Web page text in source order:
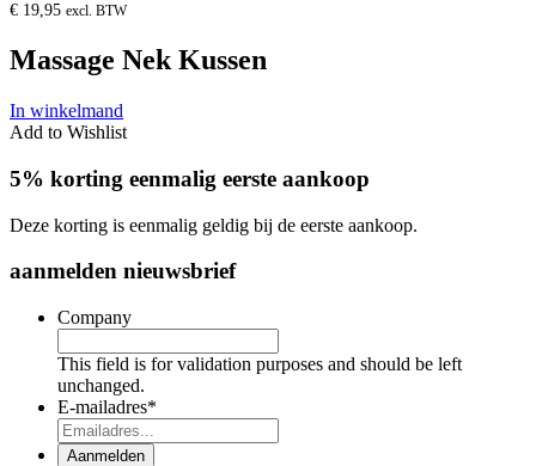
€ 19,95 excl. BTW
Massage Nek Kussen
In winkelmand
Add to Wishlist
5% korting eenmalig eerste aankoop
Deze korting is eenmalig geldig bij de eerste aankoop.
aanmelden nieuwsbrief
Company
This field is for validation purposes and should be left
unchanged.
E-mailadres*
Aanmelden